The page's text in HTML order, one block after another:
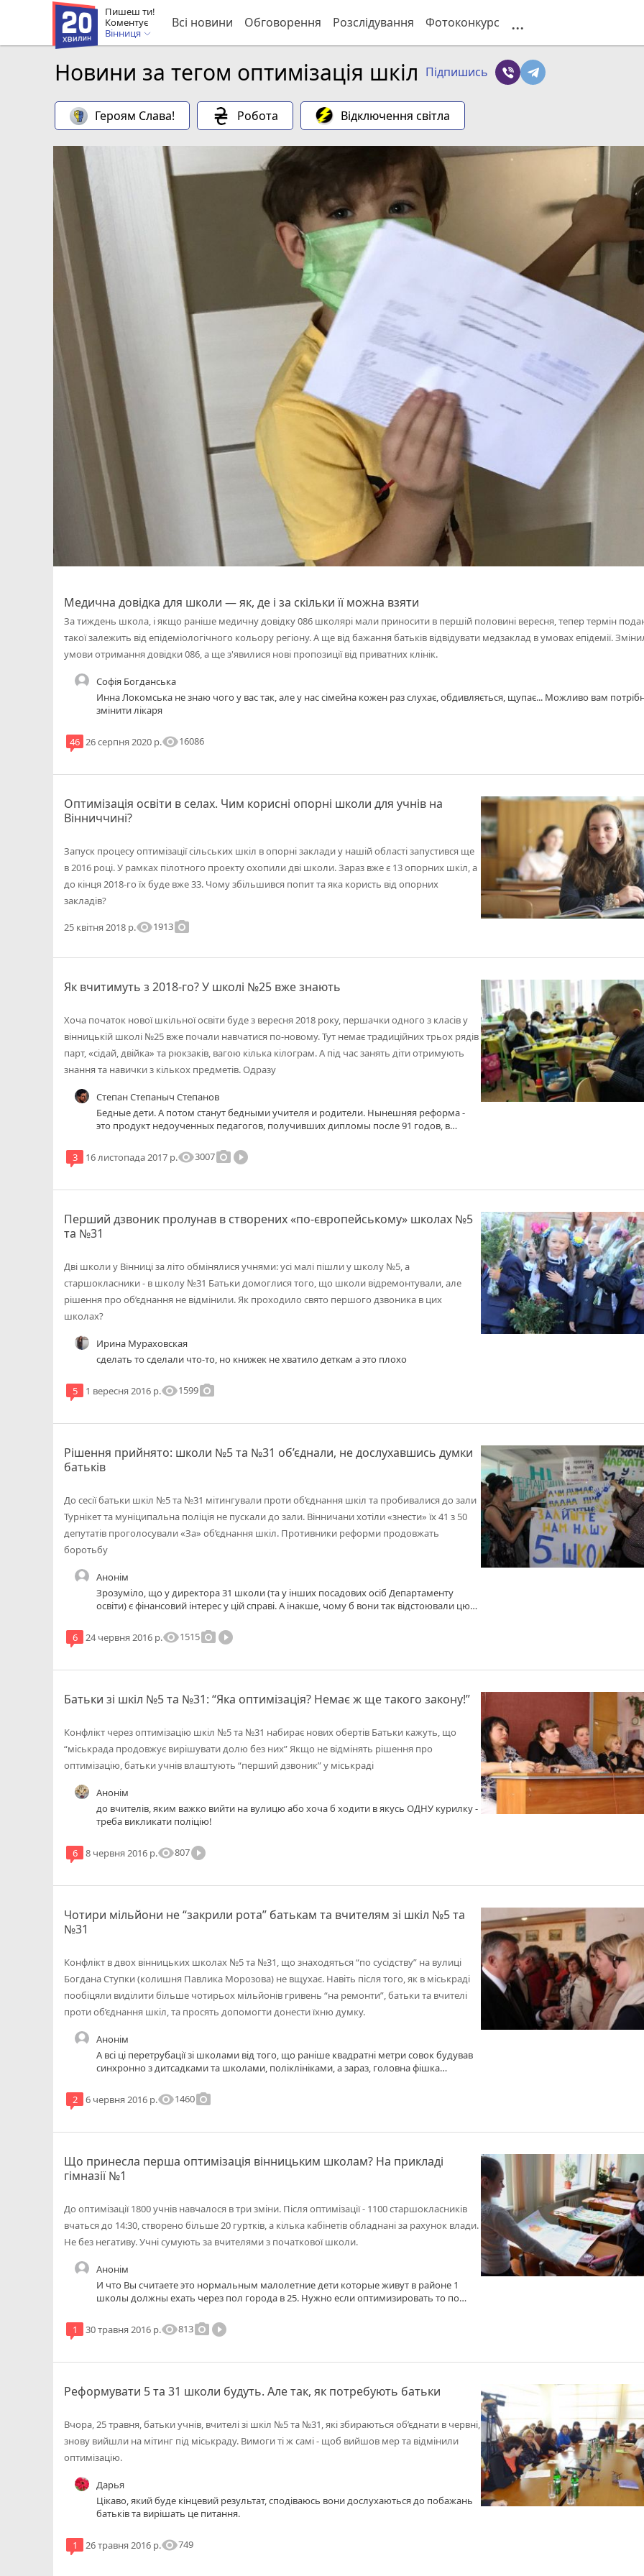
Пишеш ти!
Коментує
Вінниця
Всі новини Обговорення Розслідування Фотоконкурс ...
Новини за тегом оптимізація шкіл Підпишись
Героям Слава! Робота Відключення світла
Медична довідка для школи — як, де і за скільки її можна взяти
За тиждень школа, і якщо раніше медичну довідку 086 школярі мали приносити в першій половині вересня, тепер термін
такої залежить від епідеміологічного кольору регіону. А ще від бажання батьків відвідувати медзаклад в умовах епідемії.
умови отримання довідки 086, а ще з'явилися нові пропозиції від приватних клінік.
Софія Богданська
Инна Локомська не знаю чого у вас так, але у нас сімейна кожен раз слухає, обдивляється, щупає... Можливо вам
змінити лікаря
46 26 серпня 2020 р.visibility16086
Оптимізація освіти в селах. Чим корисні опорні школи для учнів на
Вінниччині?
Запуск процесу оптимізації сільських шкіл в опорні заклади у нашій області запустився ще
в 2016 році. У рамках пілотного проекту охопили дві школи. Зараз вже є 13 опорних шкіл, а
до кінця 2018-го їх буде вже 33. Чому збільшився попит та яка користь від опорних
закладів?
25 квітня 2018 р.visibility1913photo_camera
Як вчитимуть з 2018-го? У школі №25 вже знають
Хоча початок нової шкільної освіти буде з вересня 2018 року, першачки одного з класів у
вінницькій школі №25 вже почали навчатися по-новому. Тут немає традиційних трьох рядів
парт, «сідай, двійка» та рюкзаків, вагою кілька кілограм. А під час занять діти отримують
знання та навички з кількох предметів. Одразу
Степан Степаныч Степанов
Бедные дети. А потом станут бедными учителя и родители. Нынешняя реформа -
это продукт недоученных педагогов, получивших дипломы после 91 годов, в
получи диплом.Это проекция ВР - где страной руководят безграмотные "народные
избранники" . Теперь безграмотных поставили на поток - "фабрика бездарей" .
не хватит, чтобы по пунктам разбить этот пилотизированный американский
3 16 листопада 2017 р.visibility3007photo_cameraplay_circle_filled
Перший дзвоник пролунав в створених «по-європейському» школах №5
та №31
Дві школи у Вінниці за літо обмінялися учнями: усі малі пішли у школу №5, а
старшокласники - в школу №31 Батьки домоглися того, що школи відремонтували, але
рішення про об’єднання не відмінили. Як проходило свято першого дзвоника в цих
школах?
Ирина Мураховская
сделать то сделали что-то, но книжек не хватило деткам а это плохо
5 1 вересня 2016 р.visibility1599photo_camera
Рішення прийнято: школи №5 та №31 об’єднали, не дослухавшись думки
батьків
До сесії батьки шкіл №5 та №31 мітингували проти об’єднання шкіл та пробивалися до зали
Турнікет та муніципальна поліція не пускали до зали. Вінничани хотіли «знести» їх 41 з 50
депутатів проголосували «За» об’єднання шкіл. Противники реформи продовжать
боротьбу
Анонім
Зрозуміло, що у директора 31 школи (та у інших посадових осіб Департаменту
освіти) є фінансовий інтерес у цій справі. А інакше, чому б вони так відстоювали цю
близько немає. Але є у житті принцип "бумерангу", залишається надіятися тільки на
нього.
6 24 червня 2016 р.visibility1515photo_cameraplay_circle_filled
Батьки зі шкіл №5 та №31: “Яка оптимізація? Немає ж ще такого закону!”
Конфлікт через оптимізацію шкіл №5 та №31 набирає нових обертів Батьки кажуть, що
“міськрада продовжує вирішувати долю без них” Якщо не відмінять рішення про
оптимізацію, батьки учнів влаштують “перший дзвоник” у міськраді
Анонім
до вчителів, яким важко вийти на вулицю або хоча б ходити в якусь ОДНУ курилку -
треба викликати поліцію!
6 8 червня 2016 р.visibility807play_circle_filled
Чотири мільйони не “закрили рота” батькам та вчителям зі шкіл №5 та
№31
Конфлікт в двох вінницьких школах №5 та №31, що знаходяться “по сусідству” на вулиці
Богдана Ступки (колишня Павлика Морозова) не вщухає. Навіть після того, як в міськраді
пообіцяли виділити більше чотирьох мільйонів гривень “на ремонти”, батьки та вчителі
проти об’єднання шкіл, та просять допомогти донести їхню думку.
Анонім
А всі ці перетрубації зі школами від того, що раніше квадратні метри совок будував
синхронно з дитсадками та школами, поліклініками, а зараз, головна фішка
не стали. А будуати школу??? Що ви, її ж не можна продати потім з 400% вигодою!
Он на Поділлі, де аж ~60000 буде жити, будують 1 (ОДНУ!) школу з барського плеча,
школу? Правильно, в першу, яку розгрузили за рахунок совкової 25 школи. Раджу
інфраструктури будувати.
2 6 червня 2016 р.visibility1460photo_camera
Що принесла перша оптимізація вінницьким школам? На прикладі
гімназії №1
До оптимізації 1800 учнів навчалося в три зміни. Після оптимізації - 1100 старшокласників
вчаться до 14:30, створено більше 20 гуртків, а кілька кабінетів обладнані за рахунок влади.
Не без негативу. Учні сумують за вчителями з початкової школи.
Анонім
И что Вы считаете это нормальным малолетние дети которые живут в районе 1
школы должны ехать через пол города в 25. Нужно если оптимизировать то по
1
30 травня 2016 р.visibility813photo_cameraplay_circle_filled
Реформувати 5 та 31 школи будуть. Але так, як потребують батьки
Вчора, 25 травня, батьки учнів, вчителі зі шкіл №5 та №31, які збираються об’єднати в червні,
знову вийшли на мітинг під міськраду. Вимоги ті ж самі - щоб вийшов мер та відмінили
оптимізацію.
Дарья
Цікаво, який буде кінцевий результат, сподіваюсь вони дослухаються до побажань
батьків та вирішать це питання.
1 26 травня 2016 р.visibility749